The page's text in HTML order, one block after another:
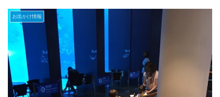
お出かけ情報